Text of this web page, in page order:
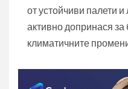
от устойчиви палети
активно допринася
климатичните